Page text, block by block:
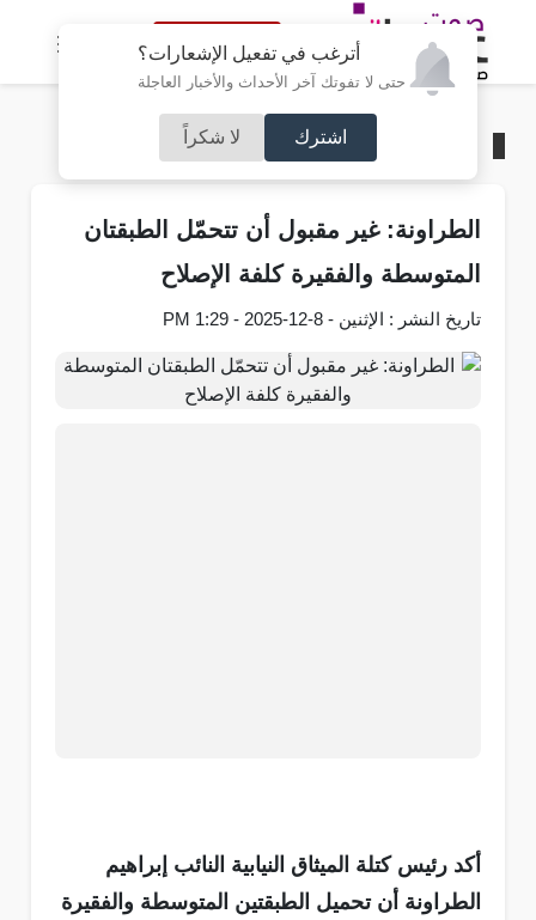
أترغب في تفعيل الإشعارات؟
حتى لا تفوتك آخر الأحداث والأخبار العاجلة
اشترك لا شكراً
النسخة الكاملة
مجلس الأمة
الطراونة: غير مقبول أن تتحمّل الطبقتان
المتوسطة والفقيرة كلفة الإصلاح
تاريخ النشر : الإثنين - 8-12-2025 - 1:29 PM
أكد رئيس كتلة الميثاق النيابية النائب إبراهيم
الطراونة أن تحميل الطبقتين المتوسطة والفقيرة